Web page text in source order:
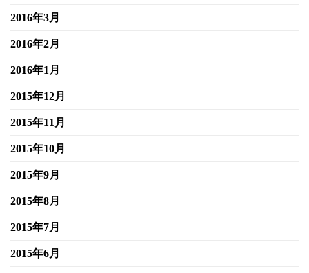
2016年3月
2016年2月
2016年1月
2015年12月
2015年11月
2015年10月
2015年9月
2015年8月
2015年7月
2015年6月